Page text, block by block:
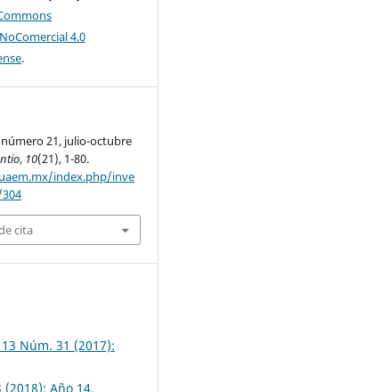
4.0
.
21, julio-octubre
, 10(21), 1-80.
index.php/inve
cita
Núm. 31 (2017):
Año 14,